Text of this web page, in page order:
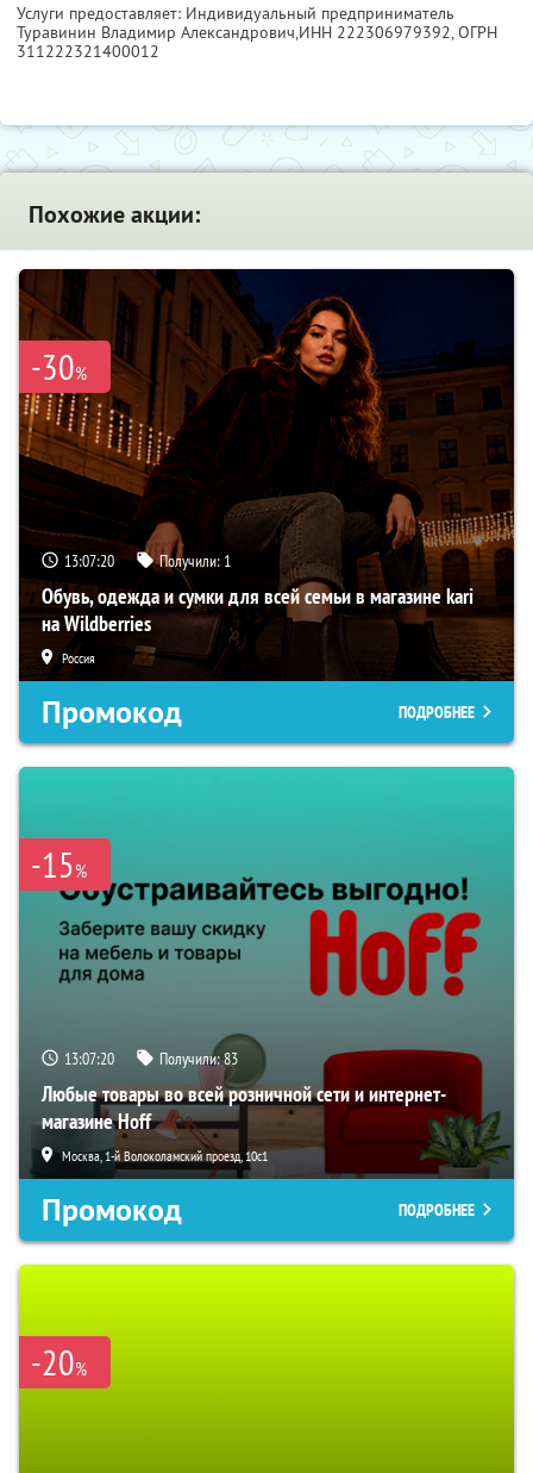
Услуги предоставляет: Индивидуальный предприниматель
Туравинин Владимир Александрович,ИНН 222306979392, ОГРН
311222321400012
Похожие акции:
-30%
13:07:19 Получили: 1
Обувь, одежда и сумки для всей семьи в магазине kari
на Wildberries
Россия
Промокод ПОДРОБНЕЕ
-15%
13:07:19 Получили:83
Любые товары во всей розничной сети и интернет-
магазине Hoff
Москва, 1-й Волоколамский проезд, 10с1
Промокод ПОДРОБНЕЕ
-20%